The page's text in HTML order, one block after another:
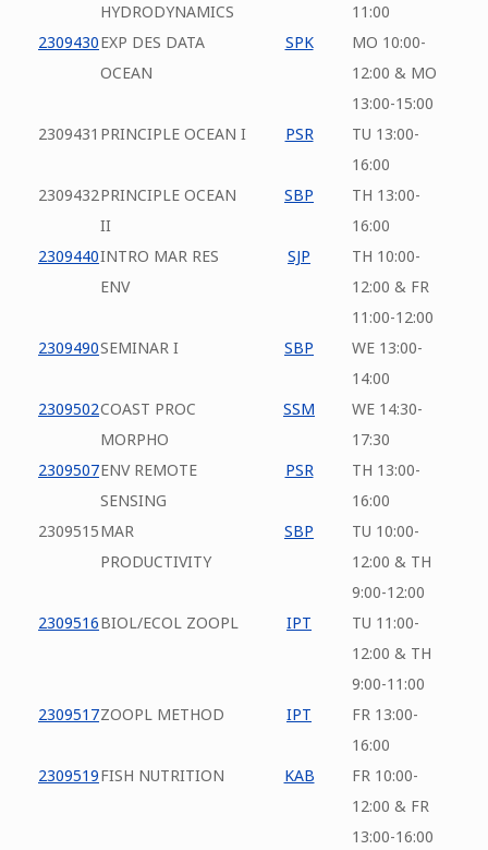
HYDRODYNAMICS
11:00
2309430EXP DES DATA
OCEAN
SPK
MO 10:00-
12:00 & MO
13:00-15:00
2309431 PRINCIPLE OCEAN I PSR
TU 13:00-
16:00
2309432PRINCIPLE OCEAN
II
SBP
TH 13:00-
16:00
2309440INTRO MAR RES
ENV
SJP
TH 10:00-
12:00 & FR
11:00-12:00
2309490SEMINAR I SBP
WE 13:00-
14:00
2309502COAST PROC
MORPHO
SSM
WE 14:30-
17:30
2309507ENV REMOTE
SENSING
PSR
TH 13:00-
16:00
2309515MAR
PRODUCTIVITY
SBP
TU 10:00-
12:00 & TH
9:00-12:00
2309516BIOL/ECOL ZOOPL IPT
TU 11:00-
12:00 & TH
9:00-11:00
2309517ZOOPL METHOD IPT
FR 13:00-
16:00
2309519FISH NUTRITION KAB
FR 10:00-
12:00 & FR
13:00-16:00